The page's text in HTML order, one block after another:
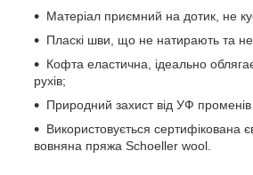
Матеріал приємний на дотик, не
Пласкі шви, що не натирають та не
Кофта еластична, ідеально
рухів;
Природний захист від УФ
Використовується сертифікована
вовняна пряжа Schoeller wool.